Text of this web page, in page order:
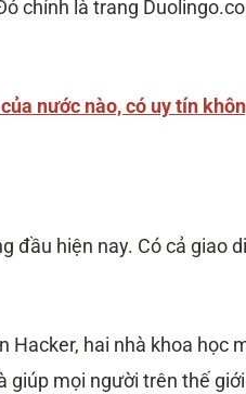
chính là trang
nước nào, có uy tín
đầu hiện nay. Có cả giao
Hacker, hai nhà khoa học
giúp mọi người trên thế